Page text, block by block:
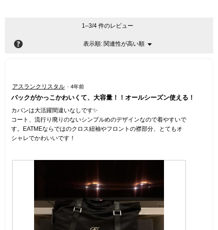
1–3/4 件のレビュー
? 表示順: 関連性が高い順 ▼
メ
3
／
5
個
で
す。
アスランクリスタル · 4年前
バックがかっこかわいくて、大容量！！オールシーズン使える！
カバンは大活躍間違いなしです✨
コート、流行り廃りのないシンプルめのデザインなので着やすいで
す。EATMEならではのクロス紐袖やフロントの襟部分、とてもオ
シャレでかわいいです！